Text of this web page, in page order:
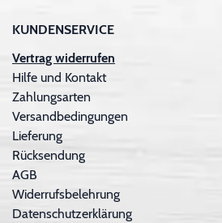
KUNDENSERVICE
Vertrag widerrufen
Hilfe und Kontakt
Zahlungsarten
Versandbedingungen
Lieferung
Rücksendung
AGB
Widerrufsbelehrung
Datenschutzerklärung